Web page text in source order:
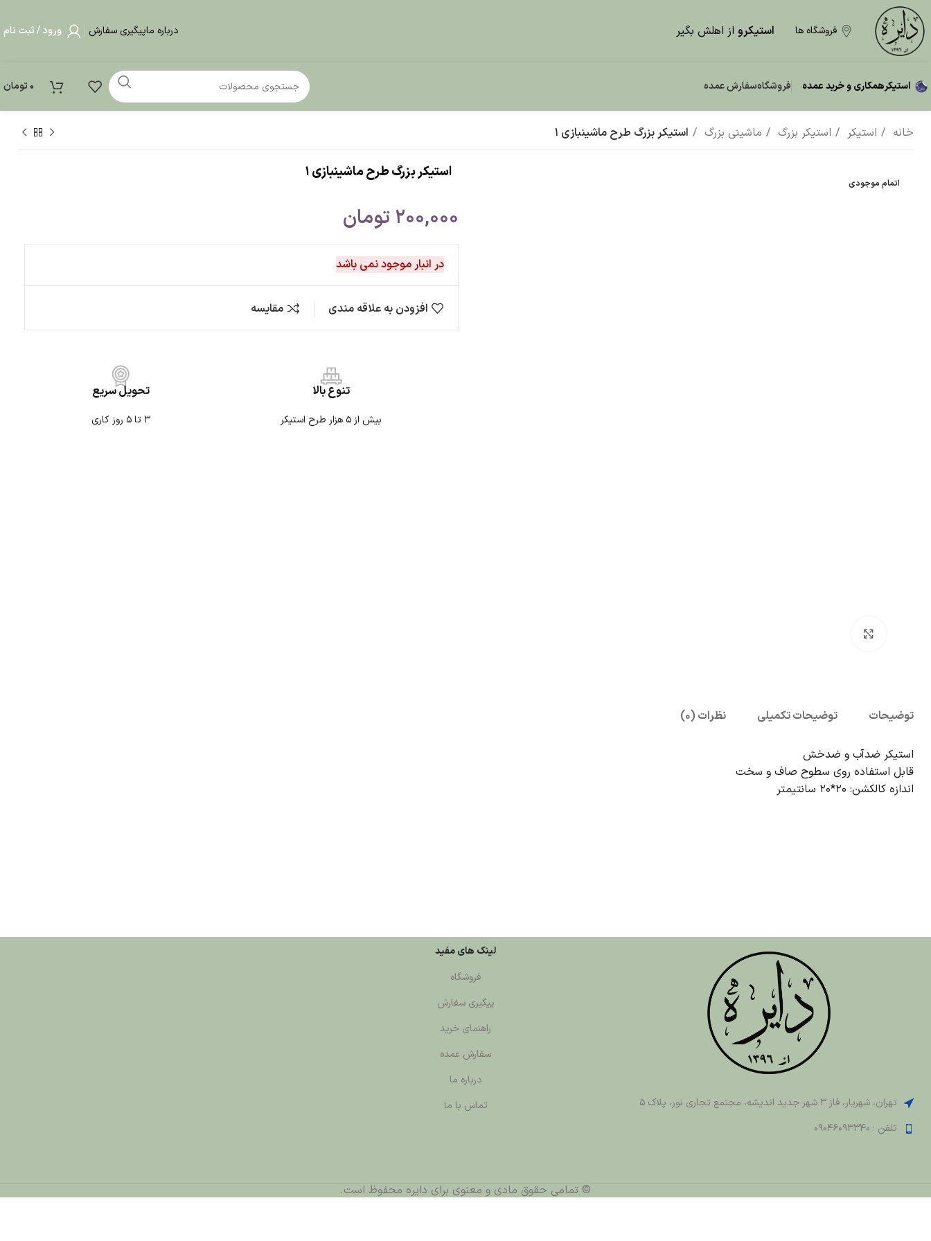
فروشگاه ها استیکرو از اهلش بگیر درباره ماپیگیری سفارش ورود / ثبت نام
استیکرهمکاری و خرید عمده فروشگاهسفارش عمده 0تومان
خانه استیکر استیکر بزرگ ماشینی بزرگ استیکر بزرگ طرح ماشینبازی 1
اتمام موجودی
استیکر بزرگ طرح ماشینبازی 1
200,000تومان
در انبار موجود نمی باشد
افزودن به علاقه مندی مقایسه
تنوع بالا
بیش از ۵ هزار طرح استیکر
تحویل سریع
۳ تا ۵ روز کاری
توضیحات توضیحات تکمیلی نظرات (0)
استیکر ضدآب و ضدخش
قابل استفاده روی سطوح صاف و سخت
اندازه کالکشن: 20*20 سانتیمتر
تهران، شهریار، فاز 3 شهر جدید اندیشه، مجتمع تجاری نور، پلاک 5
تلفن : 09046093340
لینک های مفید
فروشگاه
پیگیری سفارش
راهنمای خرید
سفارش عمده
درباره ما
تماس با ما
© تمامی حقوق مادی و معنوی برای دایره محفوظ است.